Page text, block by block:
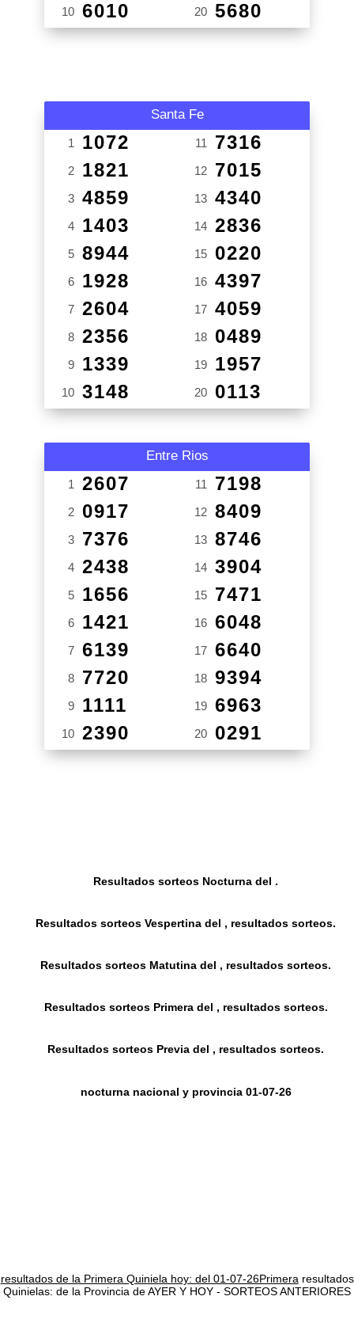
10 6010 20 5680
Santa Fe
1 1072
2 1821
3 4859
4 1403
5 8944
6 1928
7 2604
8 2356
9 1339
10 3148
11 7316
12 7015
13 4340
14 2836
15 0220
16 4397
17 4059
18 0489
19 1957
20 0113
Entre Rios
1 2607
2 0917
3 7376
4 2438
5 1656
6 1421
7 6139
8 7720
9 1111
10 2390
11 7198
12 8409
13 8746
14 3904
15 7471
16 6048
17 6640
18 9394
19 6963
20 0291
Resultados sorteos Nocturna del .
Resultados sorteos Vespertina del , resultados sorteos.
Resultados sorteos Matutina del , resultados sorteos.
Resultados sorteos Primera del , resultados sorteos.
Resultados sorteos Previa del , resultados sorteos.
nocturna nacional y provincia 01-07-26
resultados de la Primera Quiniela hoy: del 01-07-26Primera resultados
Quinielas: de la Provincia de AYER Y HOY - SORTEOS ANTERIORES